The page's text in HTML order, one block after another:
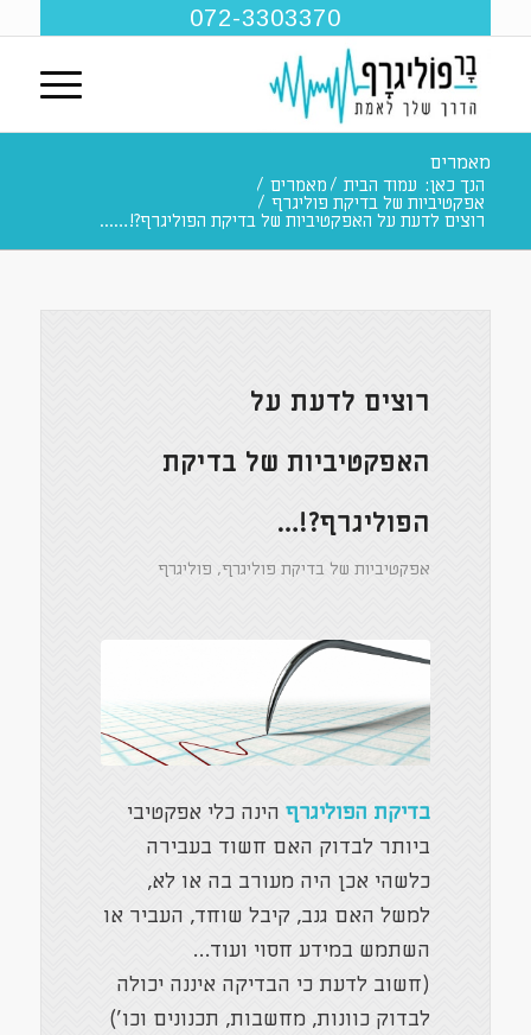
072-3303370
מאמרים
הנך כאן: עמוד הבית / מאמרים /
אפקטיביות של בדיקת פוליגרף /
רוצים לדעת על האפקטיביות של בדיקת הפוליגרף?!…...
רוצים לדעת על
האפקטיביות של בדיקת
הפוליגרף?!…
אפקטיביות של בדיקת פוליגרף, פוליגרף
בדיקת הפוליגרףהינה כלי אפקטיבי
ביותר לבדוק האם חשוד בעבירה
כלשהי אכן היה מעורב בה או לא,
למשל האם גנב, קיבל שוחד, העביר או
השתמש במידע חסוי ועוד…
(חשוב לדעת כי הבדיקה איננה יכולה
לבדוק כוונות, מחשבות, תכנונים וכו')